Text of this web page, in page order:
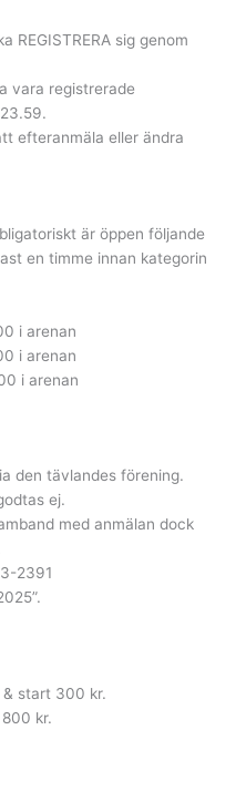
REGISTRERA sig genom
vara registrerade
efteranmäla eller ändra
är öppen följande
en timme innan kategorin
i arenan
i arenan
i arenan
den tävlandes förening.
ej.
med anmälan dock
2391
& start 300 kr.
kr.